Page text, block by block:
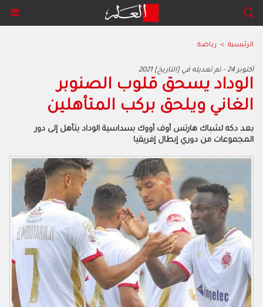
الرئيسية > رياضة
2021 أكتوبر 24 - تم تعديله في [التاريخ]
الوداد يسحق قلوب الصنوبر
الغاني ويلحق بركب المتأهلين
بعد دكه لشباك هارتس أوف أووك بسداسية الوداد يتأهل إلى دور
المجموعات من دوري إبطال إفريقيا